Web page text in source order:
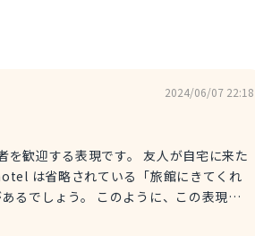
なくていいよ。
2024/06/07 22:18
歓迎する表現です。 友人が自宅に来た
は省略されている「旅館にきてくれ
るでしょう。 このように、この表現を
ゲストに対する最初の挨拶としてよく